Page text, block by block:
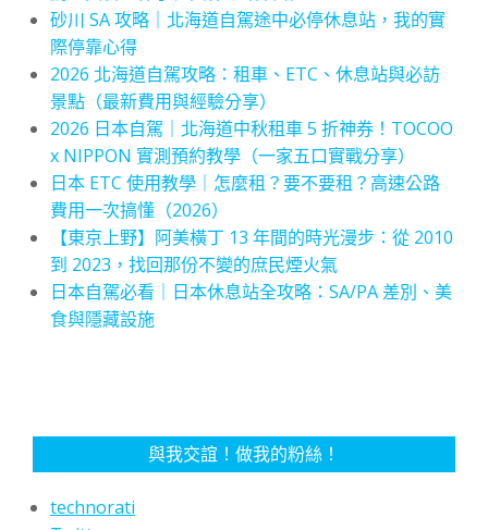
砂川 SA 攻略｜北海道自駕途中必停休息站，我的實
際停靠心得
2026 北海道自駕攻略：租車、ETC、休息站與必訪
景點（最新費用與經驗分享）
2026 日本自駕｜北海道中秋租車 5 折神券！TOCOO
x NIPPON 實測預約教學（一家五口實戰分享）
日本 ETC 使用教學｜怎麼租？要不要租？高速公路
費用一次搞懂（2026）
【東京上野】阿美橫丁 13 年間的時光漫步：從 2010
到 2023，找回那份不變的庶民煙火氣
日本自駕必看｜日本休息站全攻略：SA/PA 差別、美
食與隱藏設施
與我交誼！做我的粉絲！
technorati